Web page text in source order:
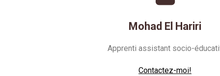
Mohad El Hariri
Apprenti assistant socio-
Contactez-moi!